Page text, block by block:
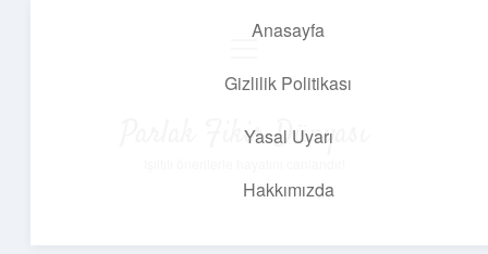
Anasayfa
Gizlilik Politikası
Yasal Uyarı
Hakkımızda
Parlak Fikir Dünyası